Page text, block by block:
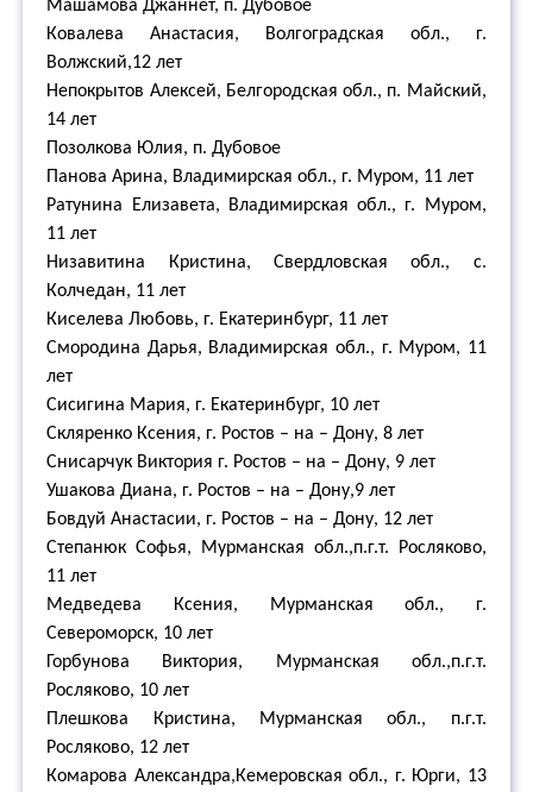
Машамова Джаннет, п. Дубовое
Ковалева Анастасия, Волгоградская обл., г.
Волжский,12 лет
Непокрытов Алексей, Белгородская обл., п. Майский,
14 лет
Позолкова Юлия, п. Дубовое
Панова Арина, Владимирская обл., г. Муром, 11 лет
Ратунина Елизавета, Владимирская обл., г. Муром,
11 лет
Низавитина Кристина, Свердловская обл., с.
Колчедан, 11 лет
Киселева Любовь, г. Екатеринбург, 11 лет
Смородина Дарья, Владимирская обл., г. Муром, 11
лет
Сисигина Мария, г. Екатеринбург, 10 лет
Скляренко Ксения, г. Ростов – на – Дону, 8 лет
Снисарчук Виктория г. Ростов – на – Дону, 9 лет
Ушакова Диана, г. Ростов – на – Дону,9 лет
Бовдуй Анастасии, г. Ростов – на – Дону, 12 лет
Степанюк Софья, Мурманская обл.,п.г.т. Росляково,
11 лет
Медведева Ксения, Мурманская обл., г.
Североморск, 10 лет
Горбунова Виктория, Мурманская обл.,п.г.т.
Росляково, 10 лет
Плешкова Кристина, Мурманская обл., п.г.т.
Росляково, 12 лет
Комарова Александра,Кемеровская обл., г. Юрги, 13